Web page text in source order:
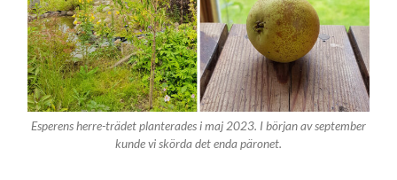
Esperens herre-trädet planterades i maj 2023. I början av september
kunde vi skörda det enda päronet.